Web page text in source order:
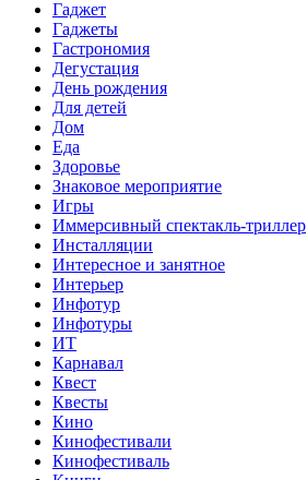
Гаджет
Гаджеты
Гастрономия
Дегустация
День рождения
Для детей
Дом
Еда
Здоровье
Знаковое мероприятие
Игры
Иммерсивный спектакль-триллер
Инсталляции
Интересное и занятное
Интерьер
Инфотур
Инфотуры
ИТ
Карнавал
Квест
Квесты
Кино
Кинофестивали
Кинофестиваль